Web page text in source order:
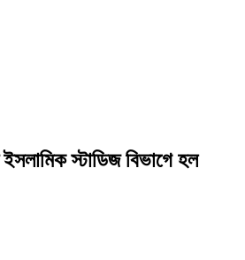
ইসলামিক স্টাডিজ বিভাগে হল